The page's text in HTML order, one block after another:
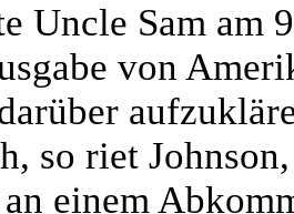
Uncle Sam am
von
so riet
einem